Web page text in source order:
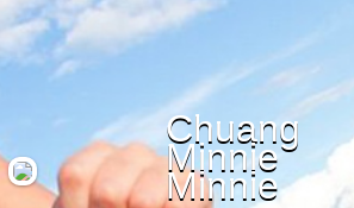
好康優惠
最新留言
Chuang
Minnie
Minnie